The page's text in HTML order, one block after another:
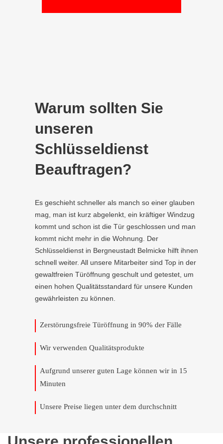
Warum sollten Sie
unseren
Schlüsseldienst
Beauftragen?
Es geschieht schneller als manch so einer glauben
mag, man ist kurz abgelenkt, ein kräftiger Windzug
kommt und schon ist die Tür geschlossen und man
kommt nicht mehr in die Wohnung. Der
Schlüsseldienst in Bergneustadt Belmicke hilft ihnen
schnell weiter. All unsere Mitarbeiter sind Top in der
gewaltfreien Türöffnung geschult und getestet, um
einen hohen Qualitätsstandard für unsere Kunden
gewährleisten zu können.
Zerstörungsfreie Türöffnung in 90% der Fälle
Wir verwenden Qualitätsprodukte
Aufgrund unserer guten Lage können wir in 15
Minuten
Unsere Preise liegen unter dem durchschnitt